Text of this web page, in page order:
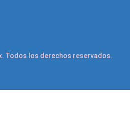
Todos los derechos reservados.